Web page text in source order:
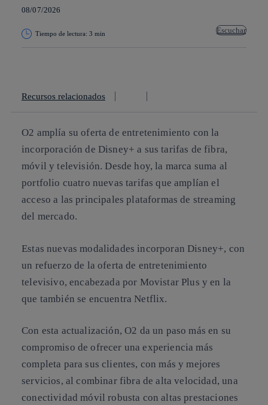
08/07/2026
Tiempo de lectura: 3 min Escuchar
Recursos relacionados
O2 amplía su oferta de entretenimiento con la
incorporación de Disney+ a sus tarifas de fibra,
móvil y televisión. Desde hoy, la marca suma al
portfolio cuatro nuevas tarifas que amplían el
acceso a las principales plataformas de streaming
del mercado.
Estas nuevas modalidades incorporan Disney+, con
un refuerzo de la oferta de entretenimiento
televisivo, encabezada por Movistar Plus y en la
que también se encuentra Netflix.
Con esta actualización, O2 da un paso más en su
compromiso de ofrecer una experiencia más
completa para sus clientes, con más y mejores
servicios, al combinar fibra de alta velocidad, una
conectividad móvil robusta con altas prestaciones